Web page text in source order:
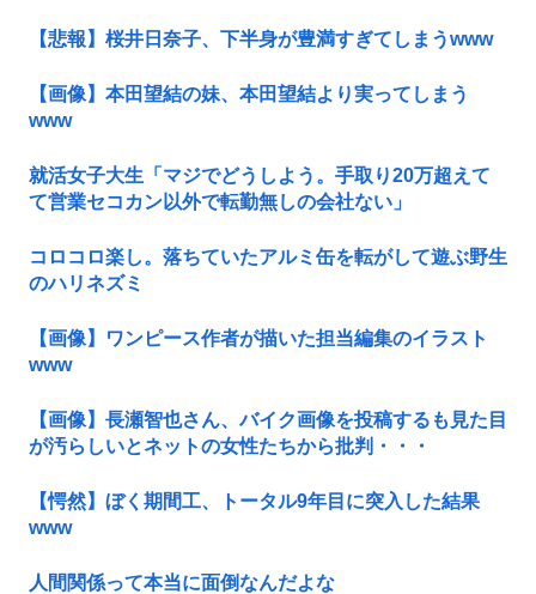
【悲報】桜井日奈子、下半身が豊満すぎてしまうwww
【画像】本田望結の妹、本田望結より実ってしまう
www
就活女子大生「マジでどうしよう。手取り20万超えて
て営業セコカン以外で転勤無しの会社ない」
コロコロ楽し。落ちていたアルミ缶を転がして遊ぶ野生
のハリネズミ
【画像】ワンピース作者が描いた担当編集のイラスト
www
【画像】長瀬智也さん、バイク画像を投稿するも見た目
が汚らしいとネットの女性たちから批判・・・
【愕然】ぼく期間工、トータル9年目に突入した結果
www
人間関係って本当に面倒なんだよな